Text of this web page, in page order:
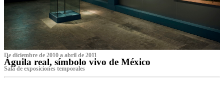
De diciembre de 2010 a abril de 2011
Águila real, símbolo vivo de México
Sala de exposiciones temporales